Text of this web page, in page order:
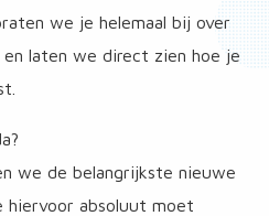
we je helemaal bij over
laten we direct zien hoe je
we de belangrijkste nieuwe
hiervoor absoluut moet